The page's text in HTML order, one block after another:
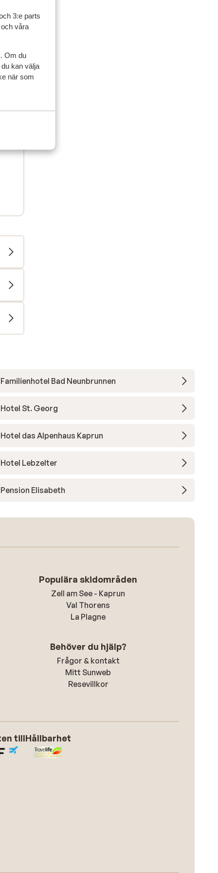
3:e parts
våra
Om du
kan välja
när som
Familienhotel Bad Neunbrunnen
Hotel St. Georg
Hotel das Alpenhaus Kaprun
Hotel Lebzelter
Pension Elisabeth
Populära skidområden
Zell am See - Kaprun
Val Thorens
La Plagne
Behöver du hjälp?
Frågor & kontakt
Mitt Sunweb
Resevillkor
tillHållbarhet